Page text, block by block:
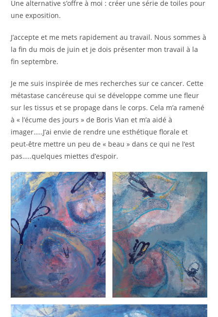
Une alternative s’offre à moi : créer une série de toiles pour
une exposition.
J’accepte et me mets rapidement au travail. Nous sommes à
la fin du mois de juin et je dois présenter mon travail à la
fin septembre.
Je me suis inspirée de mes recherches sur ce cancer. Cette
métastase cancéreuse qui se développe comme une fleur
sur les tissus et se propage dans le corps. Cela m’a ramené
à « l’écume des jours » de Boris Vian et m’a aidé à
imager…..J’ai envie de rendre une esthétique florale et
peut-être mettre un peu de « beau » dans ce qui ne l’est
pas…..quelques miettes d’espoir.